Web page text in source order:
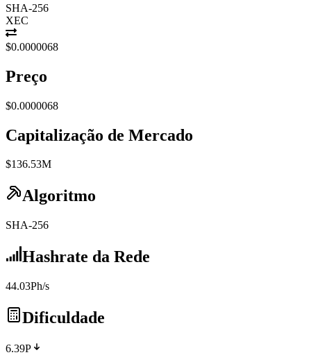
SHA-256
XEC
$0.0000068
Preço
$0.0000068
Capitalização de Mercado
$136.53M
Algoritmo
SHA-256
Hashrate da Rede
44.03Ph/s
Dificuldade
6.39P